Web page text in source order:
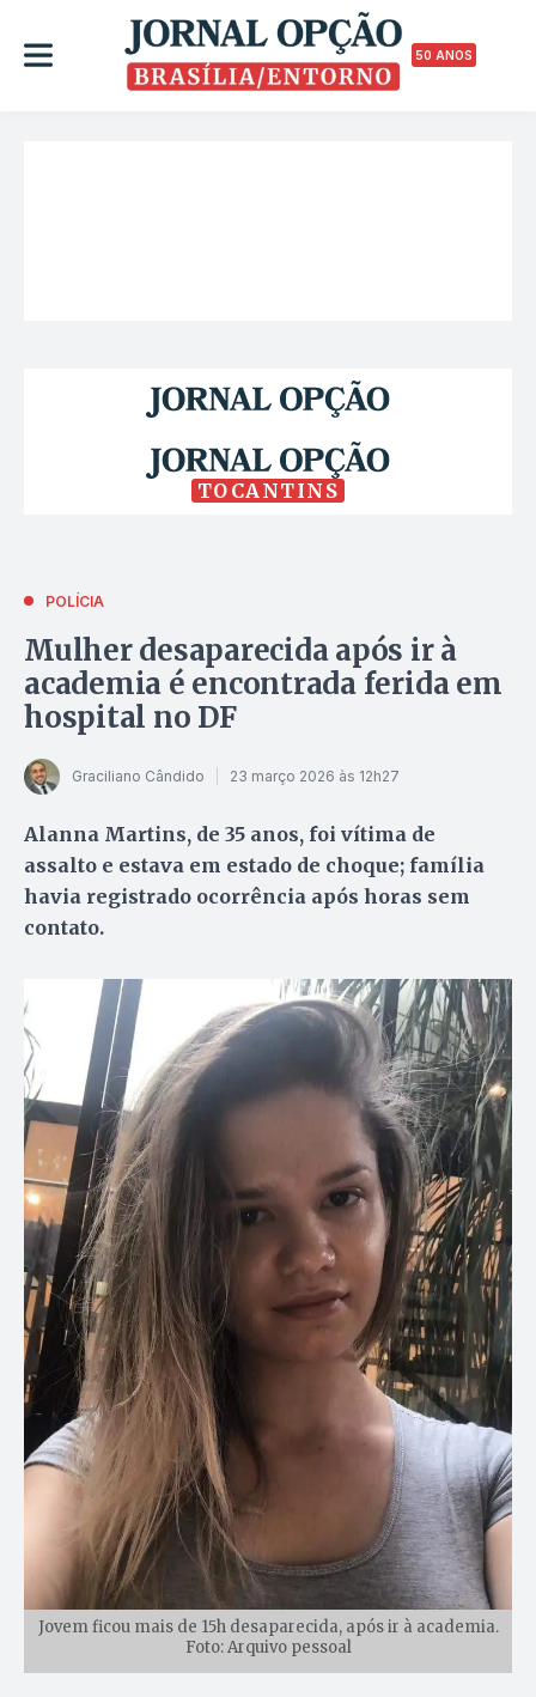
50 ANOS
TOCANTINS
POLÍCIA
Mulher desaparecida após ir à
academia é encontrada ferida em
hospital no DF
Graciliano Cândido 23 março 2026 às 12h27
Alanna Martins, de 35 anos, foi vítima de
assalto e estava em estado de choque; família
havia registrado ocorrência após horas sem
contato.
Jovem ficou mais de 15h desaparecida, após ir à academia.
Foto: Arquivo pessoal